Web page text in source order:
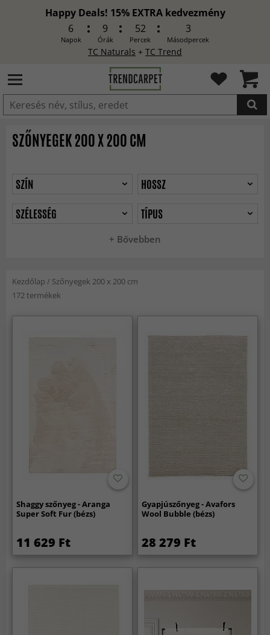
Happy Deals! 15% EXTRA kedvezmény
6
Napok
9
Órák
52
Percek
1
Másodpercek
TC Naturals + TC Trend
HOZZÁADVA
SZŐNYEGEK 200 X 200 CM
+ Bővebben
SZÍN
HOSSZ
SZÉLESSÉG
TÍPUS
Kezdőlap / Szőnyegek 200 x 200 cm
172 termékek
Shaggy szőnyeg - Aranga
Super Soft Fur (bézs)
11 629 Ft
Gyapjúszőnyeg - Avafors
Wool Bubble (bézs)
28 279 Ft